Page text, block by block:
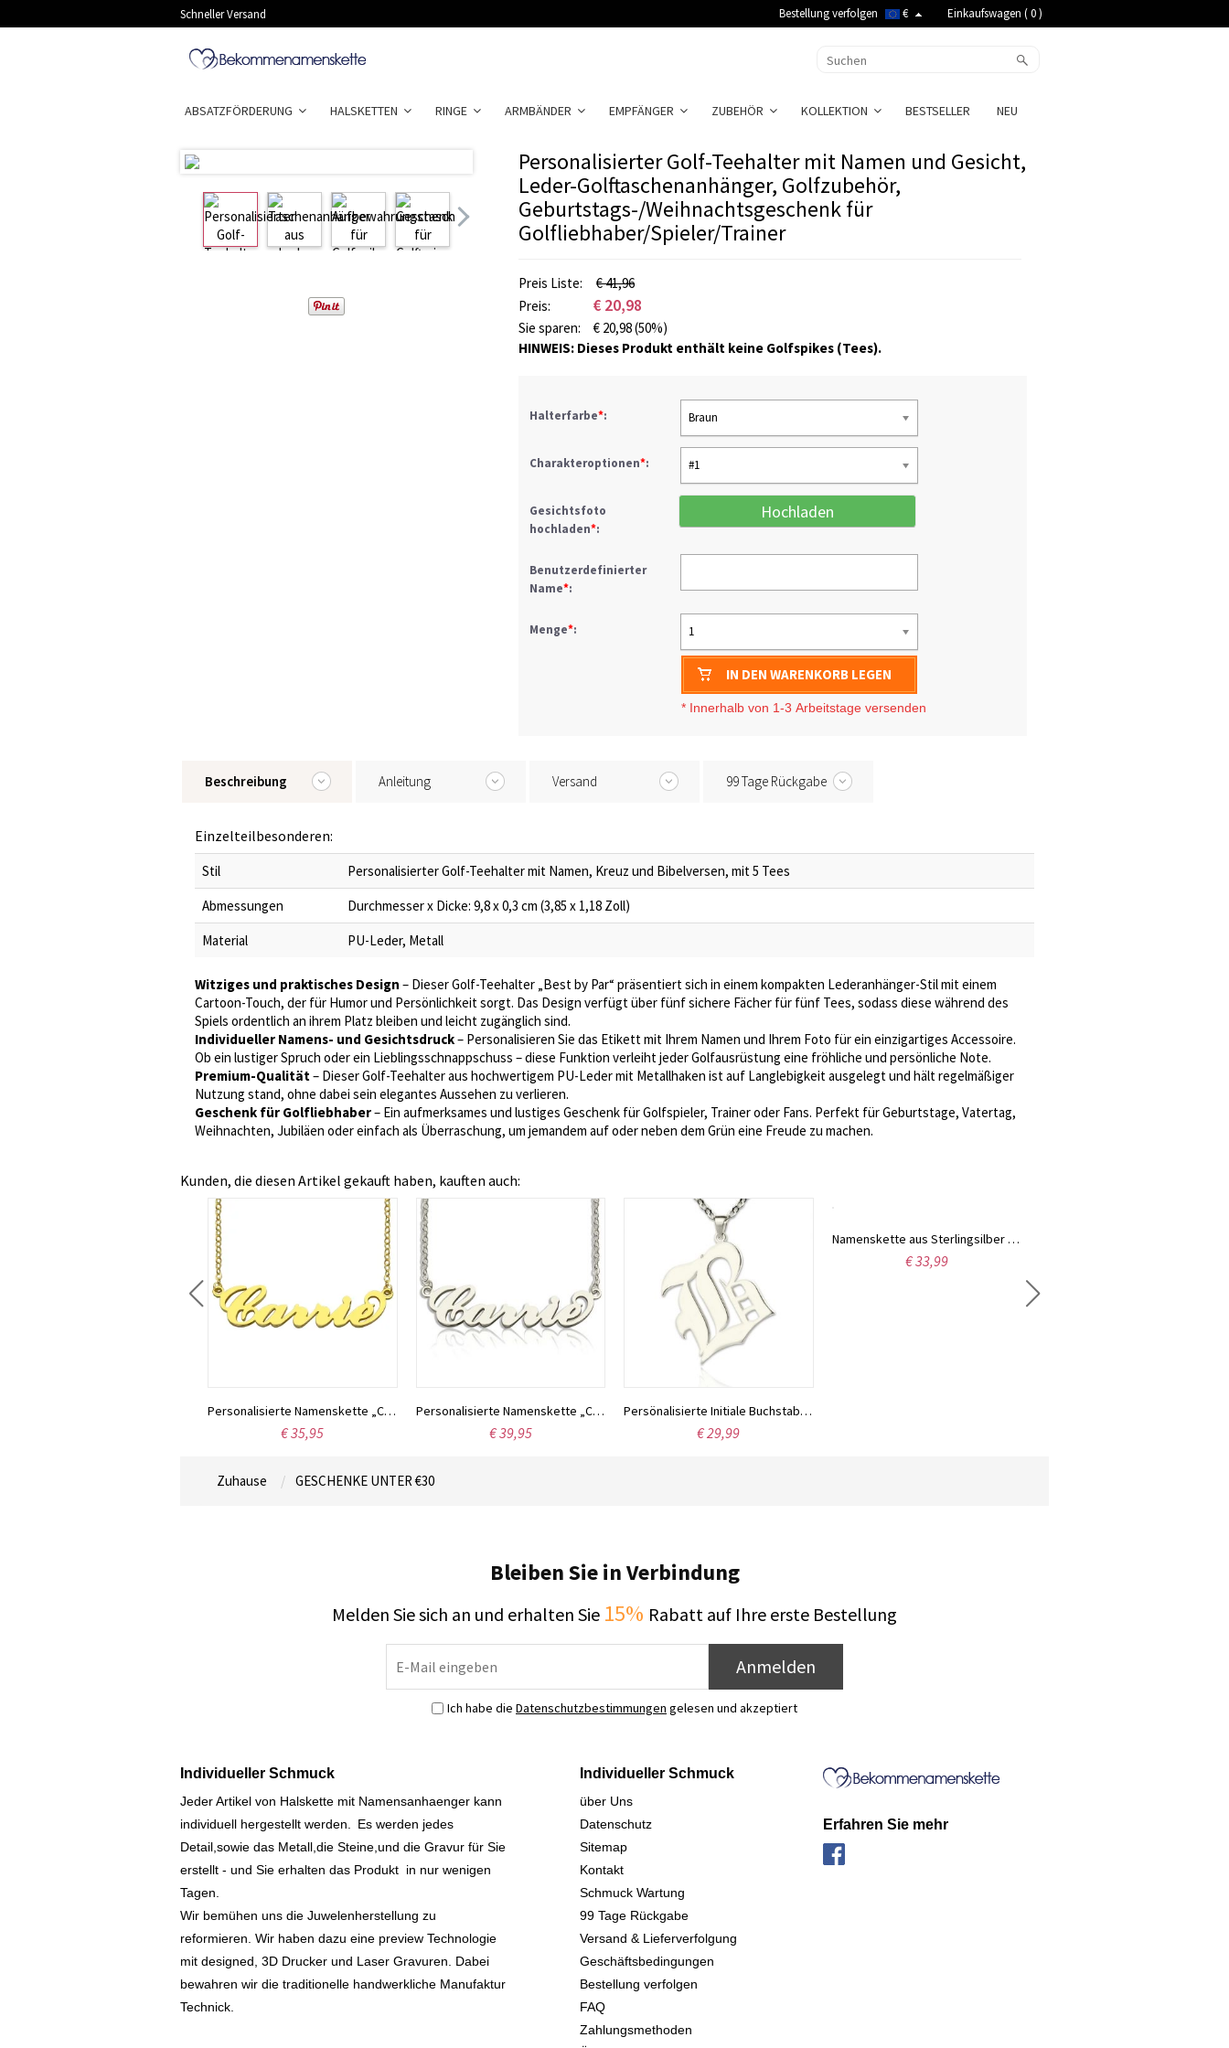
Schneller Versand Bestellung verfolgen € Einkaufswagen (0)
ABSATZFÖRDERUNG HALSKETTEN RINGE ARMBÄNDER EMPFÄNGER ZUBEHÖR KOLLEKTION BESTSELLER NEU
Personalisierter Golf-Teehalter mit Namen und Gesicht,
Leder-Golftaschenanhänger, Golfzubehör,
Geburtstags-/Weihnachtsgeschenk für
Golfliebhaber/Spieler/Trainer
Preis Liste:
€ 41,96
Preis:
€ 20,98
Sie sparen: € 20,98(50%)
HINWEIS: Dieses Produkt enthält keine Golfspikes (Tees).
Halterfarbe*: Braun
Charakteroptionen*: #1
Gesichtsfoto
hochladen*:
Hochladen
Benutzerdefinierter
Name*:
Menge*: 1
IN DEN WARENKORB LEGEN
* Innerhalb von 1-3 Arbeitstage versenden
Beschreibung Anleitung Versand 99 Tage Rückgabe
Einzelteilbesonderen:
Stil
Personalisierter Golf-Teehalter mit Namen, Kreuz und Bibelversen, mit 5 Tees
Abmessungen
Durchmesser x Dicke: 9,8 x 0,3 cm (3,85 x 1,18 Zoll)
Material
PU-Leder, Metall
Witziges und praktisches Design – Dieser Golf-Teehalter „Best by Par“ präsentiert sich in einem kompakten Lederanhänger-Stil mit einem
Cartoon-Touch, der für Humor und Persönlichkeit sorgt. Das Design verfügt über fünf sichere Fächer für fünf Tees, sodass diese während des
Spiels ordentlich an ihrem Platz bleiben und leicht zugänglich sind.
Individueller Namens- und Gesichtsdruck– Personalisieren Sie das Etikett mit Ihrem Namen und Ihrem Foto für ein einzigartiges Accessoire.
Ob ein lustiger Spruch oder ein Lieblingsschnappschuss – diese Funktion verleiht jeder Golfausrüstung eine fröhliche und persönliche Note.
Premium-Qualität– Dieser Golf-Teehalter aus hochwertigem PU-Leder mit Metallhaken ist auf Langlebigkeit ausgelegt und hält regelmäßiger
Nutzung stand, ohne dabei sein elegantes Aussehen zu verlieren.
Geschenk für Golfliebhaber– Ein aufmerksames und lustiges Geschenk für Golfspieler, Trainer oder Fans. Perfekt für Geburtstage, Vatertag,
Weihnachten, Jubiläen oder einfach als Überraschung, um jemandem auf oder neben dem Grün eine Freude zu machen.
Kunden, die diesen Artikel gekauft haben, kauften auch:
Personalisierte Namenskette „Carrie“, 18 Karat vergoldet
€ 35,95
Personalisierte Namenskette „Carrie“ aus Sterlingsilber
€ 39,95
Persönalisierte Initiale Buchstaben vom Altenglischen aus Sterlingsilber
€ 29,99
Namenskette aus Sterlingsilber im Sienna-Stil
€ 33,99
Zuhause GESCHENKE UNTER €30
Bleiben Sie in Verbindung
Melden Sie sich an und erhalten Sie 15% Rabatt auf Ihre erste Bestellung
Anmelden
Ich habe die Datenschutzbestimmungen gelesen und akzeptiert
Individueller Schmuck
Jeder Artikel von Halskette mit Namensanhaenger kann
individuell hergestellt werden.
Es werden jedes
Detail,sowie das Metall,die Steine,und die Gravur für Sie
erstellt - und Sie erhalten das Produkt in nur wenigen
Tagen.
Wir bemühen uns die Juwelenherstellung zu
reformieren. Wir haben dazu eine preview Technologie
mit designed, 3D Drucker und Laser Gravuren. Dabei
bewahren wir die traditionelle handwerkliche Manufaktur
Technick.
Individueller Schmuck
über Uns
Datenschutz
Sitemap
Kontakt
Schmuck Wartung
99 Tage Rückgabe
Versand & Lieferverfolgung
Geschäftsbedingungen
Bestellung verfolgen
FAQ
Zahlungsmethoden
Erfahren Sie mehr